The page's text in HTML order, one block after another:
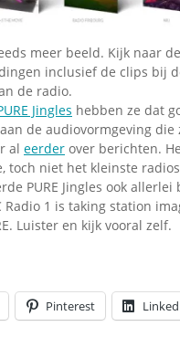
meer beeld. Kijk naar
inclusief de clips bij
de radio.
Jingles hebben ze dat
de audiovormgeving
al eerder over berichten.
toch niet het kleinste
PURE Jingles ook
Radio 1 is taking station
Luister en kijk vooral zelf.
Pinterest